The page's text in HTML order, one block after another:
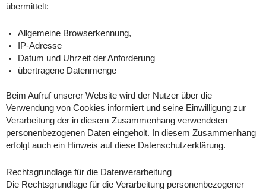
übermittelt:
Allgemeine Browserkennung,
IP-Adresse
Datum und Uhrzeit der Anforderung
übertragene Datenmenge
Beim Aufruf unserer Website wird der Nutzer über die
Verwendung von Cookies informiert und seine Einwilligung zur
Verarbeitung der in diesem Zusammenhang verwendeten
personenbezogenen Daten eingeholt. In diesem Zusammenhang
erfolgt auch ein Hinweis auf diese Datenschutzerklärung.
Rechtsgrundlage für die Datenverarbeitung
Die Rechtsgrundlage für die Verarbeitung personenbezogener